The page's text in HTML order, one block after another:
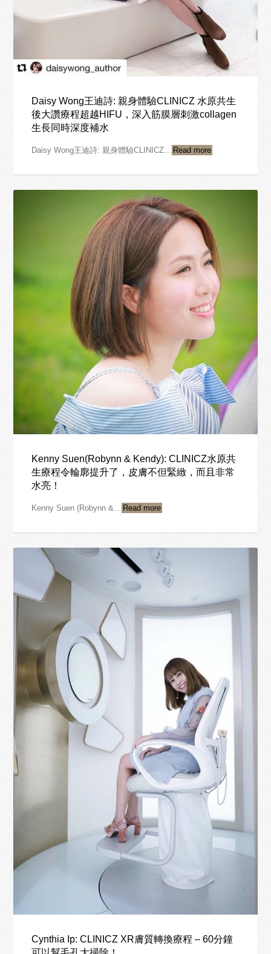
Daisy Wong王迪詩: 親身體驗CLINICZ 水原共生
後大讚療程超越HIFU，深入筋膜層刺激collagen
生長同時深度補水
Daisy Wong王迪詩: 親身體驗CLINICZ… Read more
Kenny Suen(Robynn & Kendy): CLINICZ水原共
生療程令輪廓提升了，皮膚不但緊緻，而且非常
水亮！
Kenny Suen (Robynn &… Read more
Cynthia Ip: CLINICZ XR膚質轉換療程 – 60分鐘